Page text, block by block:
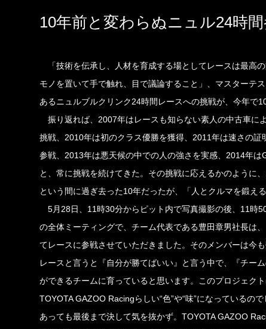
10年前と変わらぬニュル24時
「技術を伝承し、人材を育成する場としてレースは最高
モノを置いて手で触れ、目で議論すること」、マスターテ
あるニュルブルクリンク24時間レースへの挑戦が、今年で
振り返れば、2007年はレースも知らない素人の中古車に
挑戦、2010年は初のクラス優勝を獲得、2011年は速さの
参戦、2013年は悪天候の中での人の強さを実感、2014年
と、常に挑戦を続けてきた。その挑戦に応えるかのように
という間に過ぎ去った10年だったが、「人とクルマを鍛え
5月28日、11時30分からピット内で写真撮影の後、11時
の全体ミーティングで、チーム代表である豊田章男社長は
てレースに参戦させていただきました。そのメンバーは今
レースと言うと『自分が勝てばいい』と言う中で、『チー
ができるチームに育っていると思います。このプロジェク
TOYOTA GAZOO Racingらしい“色”や“味”になっている
あっても最後まで決して気を抜かず。TOYOTA GAZOO